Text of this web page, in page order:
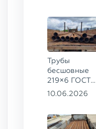
Трубы
бесшовные
219×6 ГОСТ
8732-78, ст.
10.06.2026